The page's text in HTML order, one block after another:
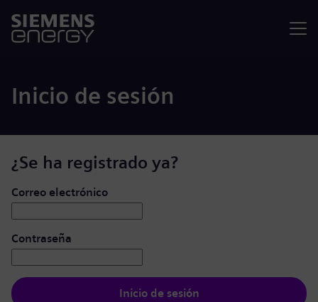
Inicio de sesión
¿Se ha registrado ya?
Iniciar de sesión: usuario y contraseña
Correo electrónico
Contraseña
Inicio de sesión